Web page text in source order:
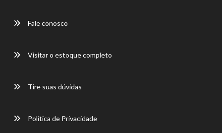
Fale conosco
Visitar o estoque completo
Tire suas dúvidas
Política de Privacidade